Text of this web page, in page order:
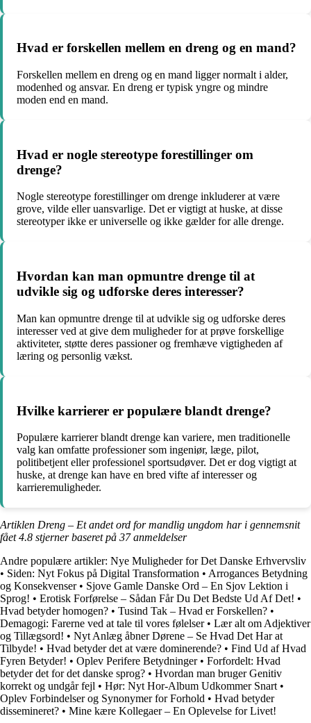
Hvad er forskellen mellem en dreng og en mand?
Forskellen mellem en dreng og en mand ligger normalt i alder,
modenhed og ansvar. En dreng er typisk yngre og mindre
moden end en mand.
Hvad er nogle stereotype forestillinger om
drenge?
Nogle stereotype forestillinger om drenge inkluderer at være
grove, vilde eller uansvarlige. Det er vigtigt at huske, at disse
stereotyper ikke er universelle og ikke gælder for alle drenge.
Hvordan kan man opmuntre drenge til at
udvikle sig og udforske deres interesser?
Man kan opmuntre drenge til at udvikle sig og udforske deres
interesser ved at give dem muligheder for at prøve forskellige
aktiviteter, støtte deres passioner og fremhæve vigtigheden af
læring og personlig vækst.
Hvilke karrierer er populære blandt drenge?
Populære karrierer blandt drenge kan variere, men traditionelle
valg kan omfatte professioner som ingeniør, læge, pilot,
politibetjent eller professionel sportsudøver. Det er dog vigtigt at
huske, at drenge kan have en bred vifte af interesser og
karrieremuligheder.
Artiklen Dreng – Et andet ord for mandlig ungdom har i gennemsnit
fået4.8 stjerner baseret på 37anmeldelser
Andre populære artikler: Nye Muligheder for Det Danske Erhvervsliv
• Siden: Nyt Fokus på Digital Transformation • Arrogances Betydning
og Konsekvenser• Sjove Gamle Danske Ord – En Sjov Lektion i
Sprog! • Erotisk Forførelse – Sådan Får Du Det Bedste Ud Af Det! •
Hvad betyder homogen? • Tusind Tak – Hvad er Forskellen? •
Demagogi: Farerne ved at tale til vores følelser• Lær alt om Adjektiver
og Tillægsord! • Nyt Anlæg åbner Dørene – Se Hvad Det Har at
Tilbyde! • Hvad betyder det at være dominerende? • Find Ud af Hvad
Fyren Betyder! • Oplev Perifere Betydninger• Forfordelt: Hvad
betyder det for det danske sprog? • Hvordan man bruger Genitiv
korrekt og undgår fejl • Hør: Nyt Hor-Album Udkommer Snart •
Oplev Forbindelser og Synonymer for Forhold • Hvad betyder
dissemineret? • Mine kære Kollegaer – En Oplevelse for Livet!